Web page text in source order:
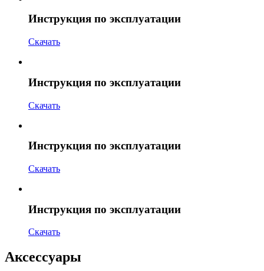
Инструкция по эксплуатации
Скачать
Инструкция по эксплуатации
Скачать
Инструкция по эксплуатации
Скачать
Инструкция по эксплуатации
Скачать
Аксессуары